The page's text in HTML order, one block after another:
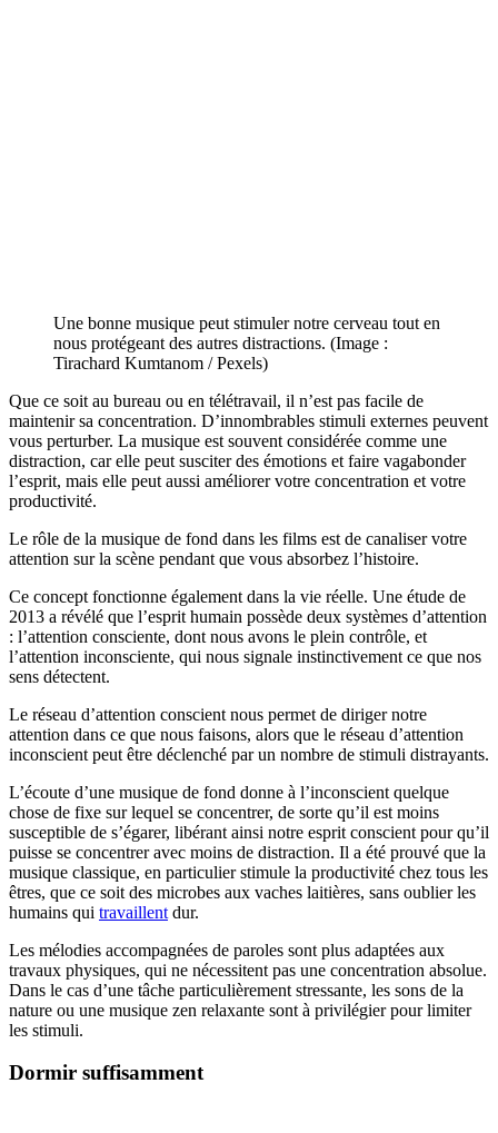
Une bonne musique peut stimuler notre cerveau tout en
nous protégeant des autres distractions. (Image :
Tirachard Kumtanom / Pexels)
Que ce soit au bureau ou en télétravail, il n’est pas facile de
maintenir sa concentration. D’innombrables stimuli externes peuvent
vous perturber. La musique est souvent considérée comme une
distraction, car elle peut susciter des émotions et faire vagabonder
l’esprit, mais elle peut aussi améliorer votre concentration et votre
productivité.
Le rôle de la musique de fond dans les films est de canaliser votre
attention sur la scène pendant que vous absorbez l’histoire.
Ce concept fonctionne également dans la vie réelle. Une étude de
2013 a révélé que l’esprit humain possède deux systèmes d’attention
: l’attention consciente, dont nous avons le plein contrôle, et
l’attention inconsciente, qui nous signale instinctivement ce que nos
sens détectent.
Le réseau d’attention conscient nous permet de diriger notre
attention dans ce que nous faisons, alors que le réseau d’attention
inconscient peut être déclenché par un nombre de stimuli distrayants.
L’écoute d’une musique de fond donne à l’inconscient quelque
chose de fixe sur lequel se concentrer, de sorte qu’il est moins
susceptible de s’égarer, libérant ainsi notre esprit conscient pour qu’il
puisse se concentrer avec moins de distraction. Il a été prouvé que la
musique classique, en particulier stimule la productivité chez tous les
êtres, que ce soit des microbes aux vaches laitières, sans oublier les
humains qui travaillent dur.
Les mélodies accompagnées de paroles sont plus adaptées aux
travaux physiques, qui ne nécessitent pas une concentration absolue.
Dans le cas d’une tâche particulièrement stressante, les sons de la
nature ou une musique zen relaxante sont à privilégier pour limiter
les stimuli.
Dormir suffisamment